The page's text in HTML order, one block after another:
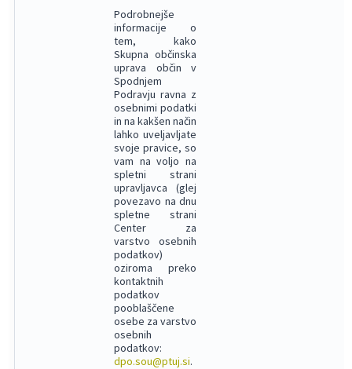
Podrobnejše
informacije o
tem, kako
Skupna občinska
uprava občin v
Spodnjem
Podravju ravna z
osebnimi podatki
in na kakšen način
lahko uveljavljate
svoje pravice, so
vam na voljo na
spletni strani
upravljavca (glej
povezavo na dnu
spletne strani
Center za
varstvo osebnih
podatkov)
oziroma preko
kontaktnih
podatkov
pooblaščene
osebe za varstvo
osebnih
podatkov:
dpo.sou@ptuj.si.